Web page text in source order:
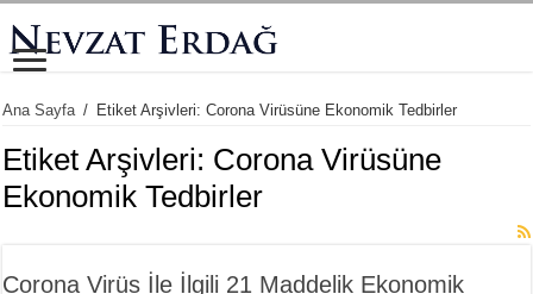
Ana Sayfa / Etiket Arşivleri: Corona Virüsüne Ekonomik Tedbirler
Etiket Arşivleri: Corona Virüsüne
Ekonomik Tedbirler
Corona Virüs İle İlgili 21 Maddelik Ekonomik